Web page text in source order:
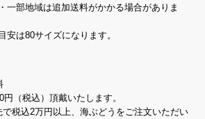
一部地域は追加送料がかかる場合がありま
安は80サイズになります。
（税込）頂戴いたします。
税込2万円以上、海ぶどうをご注文いただい